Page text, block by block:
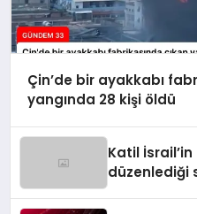
Çin’de bir ayakkabı
yangında 28 kişi öldü
Katil
düzenlediği